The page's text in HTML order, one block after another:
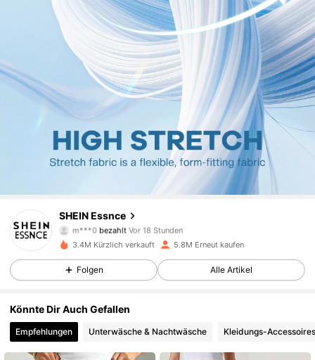
SHEIN Essnce
4,85
901K Follower
m***0 bezahlt Vor 18 Stunden
v***5 ist Vor 30 Minuten gefolgt
4,85 901K Follower
4,85 901K Follower
901K Follower
3.4M Kürzlich verkauft 5.8M Erneut kaufen
Folgen Alle Artikel
Könnte Dir Auch Gefallen
Empfehlungen Unterwäsche & Nachtwäsche Kleidungs-Accessoires